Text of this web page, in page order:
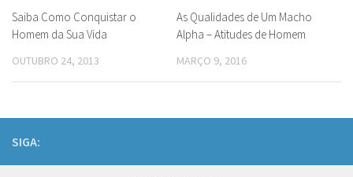
Saiba Como Conquistar o
Homem da Sua Vida
OUTUBRO 24, 2013
As Qualidades de Um Macho
Alpha – Atitudes de Homem
MARÇO 9, 2016
SIGA: